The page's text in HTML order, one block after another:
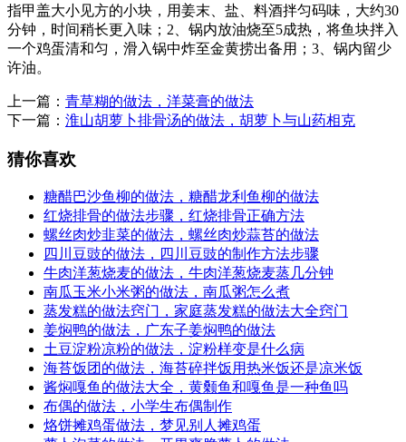
指甲盖大小见方的小块，用姜末、盐、料酒拌匀码味，大约30
分钟，时间稍长更入味；2、锅内放油烧至5成热，将鱼块拌入
一个鸡蛋清和匀，滑入锅中炸至金黄捞出备用；3、锅内留少
许油。
上一篇： 青草糊的做法，洋菜膏的做法
下一篇： 淮山胡萝卜排骨汤的做法，胡萝卜与山药相克
猜你喜欢
糖醋巴沙鱼柳的做法，糖醋龙利鱼柳的做法
红烧排骨的做法步骤，红烧排骨正确方法
螺丝肉炒韭菜的做法，螺丝肉炒蒜苔的做法
四川豆豉的做法，四川豆豉的制作方法步骤
牛肉洋葱烧麦的做法，牛肉洋葱烧麦蒸几分钟
南瓜玉米小米粥的做法，南瓜粥怎么煮
蒸发糕的做法窍门，家庭蒸发糕的做法大全窍门
姜焖鸭的做法，广东子姜焖鸭的做法
土豆淀粉凉粉的做法，淀粉样变是什么病
海苔饭团的做法，海苔碎拌饭用热米饭还是凉米饭
酱焖嘎鱼的做法大全，黄颡鱼和嘎鱼是一种鱼吗
布偶的做法，小学生布偶制作
烙饼摊鸡蛋做法，梦见别人摊鸡蛋